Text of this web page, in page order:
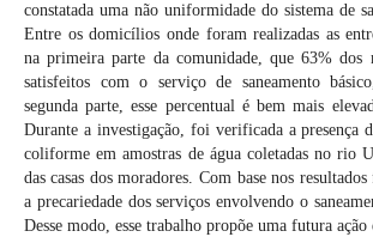
constatada uma não uniformidade do sistema de
Entre os domicílios onde foram realizadas as
na primeira parte da comunidade, que 63% dos
satisfeitos com o serviço de saneamento
segunda parte, esse percentual é bem mais
Durante a investigação, foi verificada a presença
coliforme em amostras de água coletadas no rio
das casas dos moradores. Com base nos
a precariedade dos serviços envolvendo o
Desse modo, esse trabalho propõe uma futura